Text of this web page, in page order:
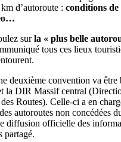
d’autoroute : conditions
surla « plus belle
tous ces lieux
deuxième convention va être
la DIR Massif central
Routes). Celle-ci a en
autoroutes non concédées
diffusion officielle des
partagé.